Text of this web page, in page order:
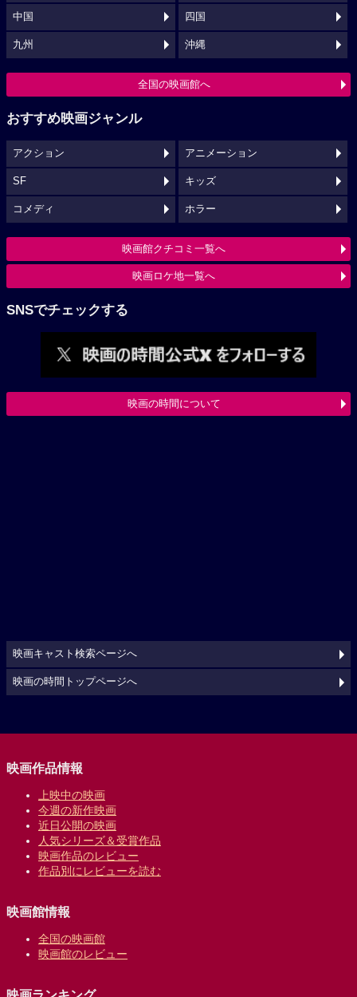
中国 四国
九州 沖縄
全国の映画館へ
おすすめ映画ジャンル
アクション アニメーション
SF キッズ
コメディ ホラー
映画館クチコミ一覧へ
映画ロケ地一覧へ
SNSでチェックする
映画の時間について
映画キャスト検索ページへ
映画の時間トップページへ
映画作品情報
上映中の映画
今週の新作映画
近日公開の映画
人気シリーズ＆受賞作品
映画作品のレビュー
作品別にレビューを読む
映画館情報
全国の映画館
映画館のレビュー